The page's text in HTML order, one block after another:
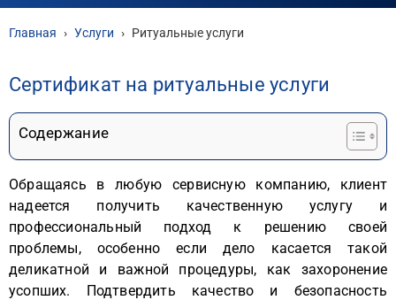
Главная › Услуги › Ритуальные услуги
Сертификат на ритуальные услуги
Содержание
Обращаясь в любую сервисную компанию, клиент
надеется получить качественную услугу и
профессиональный подход к решению своей
проблемы, особенно если дело касается такой
деликатной и важной процедуры, как захоронение
усопших. Подтвердить качество и безопасность